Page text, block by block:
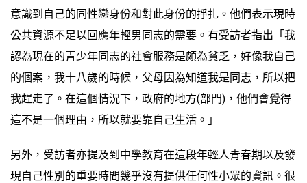
意識到自己的同性戀身份和對此身份的掙扎。他們表示現時
公共資源不足以回應年輕男同志的需要。有受訪者指出「我
認為現在的青少年同志的社會服務是頗為貧乏，好像我自己
的個案，我十八歲的時候，父母因為知道我是同志，所以把
我趕走了。在這個情況下，政府的地方(部門)，他們會覺得
這不是一個理由，所以就要靠自己生活。」
另外，受訪者亦提及到中學教育在這段年輕人青春期以及發
現自己性別的重要時間幾乎沒有提供任何性小眾的資訊。很